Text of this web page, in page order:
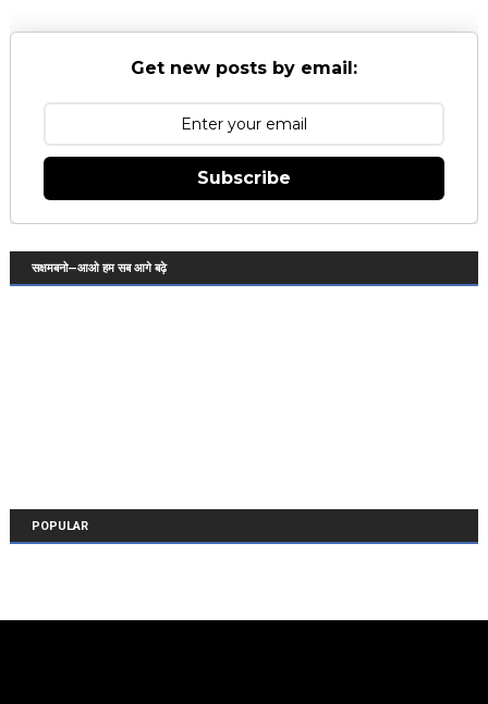
Get new posts by email:
Subscribe
सक्षमबनो—आओ हम सब आगे बढ़े
POPULAR